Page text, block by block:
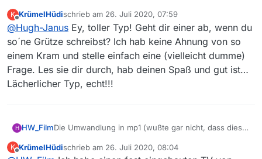
Mein Tipp: die heruntergeladenen *.mp4-Dateien
unter Win95 auf dem PC abspielen und
gleichzeitig mit der VHS-Videocam aufzeichnen.
Danach kommt die VHS-Cassette in das
Abspielgerät, welches per SCART-Kabel mit dem
Röhren-TV verbunden wird (schon mal wegen der
wesentlich besseren Bildqualität).
So neumodisches Zeugs wie VLC kommt mir nicht
ins Haus, weil damit ja eh nichts so richtig
abgespielt werden kann.
Demnächst erkläre ich den optimalen Videoschnitt
mit Nagelschere und Tixo.
K
Offline
KrümelHüdischrieb am 26. Juli 2020, 07:59
zuletzt editiert von
@Hugh-Janus Ey, toller Typ! Geht dir einer ab, wenn du
so´ne Grütze schreibst? Ich hab keine Ahnung von so
einem Kram und stelle einfach eine (vielleicht dumme)
Frage. Les sie dir durch, hab deinen Spaß und gut ist…
Lächerlicher Typ, echt!!!
H HW_FilmDie Umwandlung in mp1 (wußte gar nicht, dass dies
und ist wohl nur im Einzelfall die Lösung.
Vielleicht gibt es andere Möglichkeiten. Dazu wäre es
K
Offline
KrümelHüdischrieb am 26. Juli 2020, 08:04
zuletzt editiert von